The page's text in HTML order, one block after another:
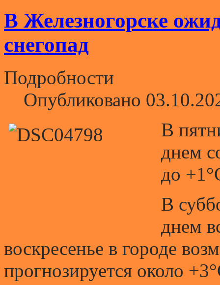
В Железногорске
снегопад
Подробности
Опубликовано
В
днем
до
В
днем
воскресенье в городе
прогнозируется около